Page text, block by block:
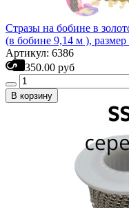
Стразы на бобине в
(в бобине 9,14 м ),
Артикул: 6386
350.00 руб
В корзину